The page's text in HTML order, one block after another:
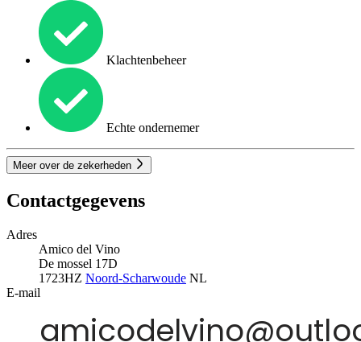
Klachtenbeheer
Echte ondernemer
Meer over de zekerheden
Contactgegevens
Adres
Amico del Vino
De mossel 17D
1723HZ Noord-Scharwoude NL
E-mail